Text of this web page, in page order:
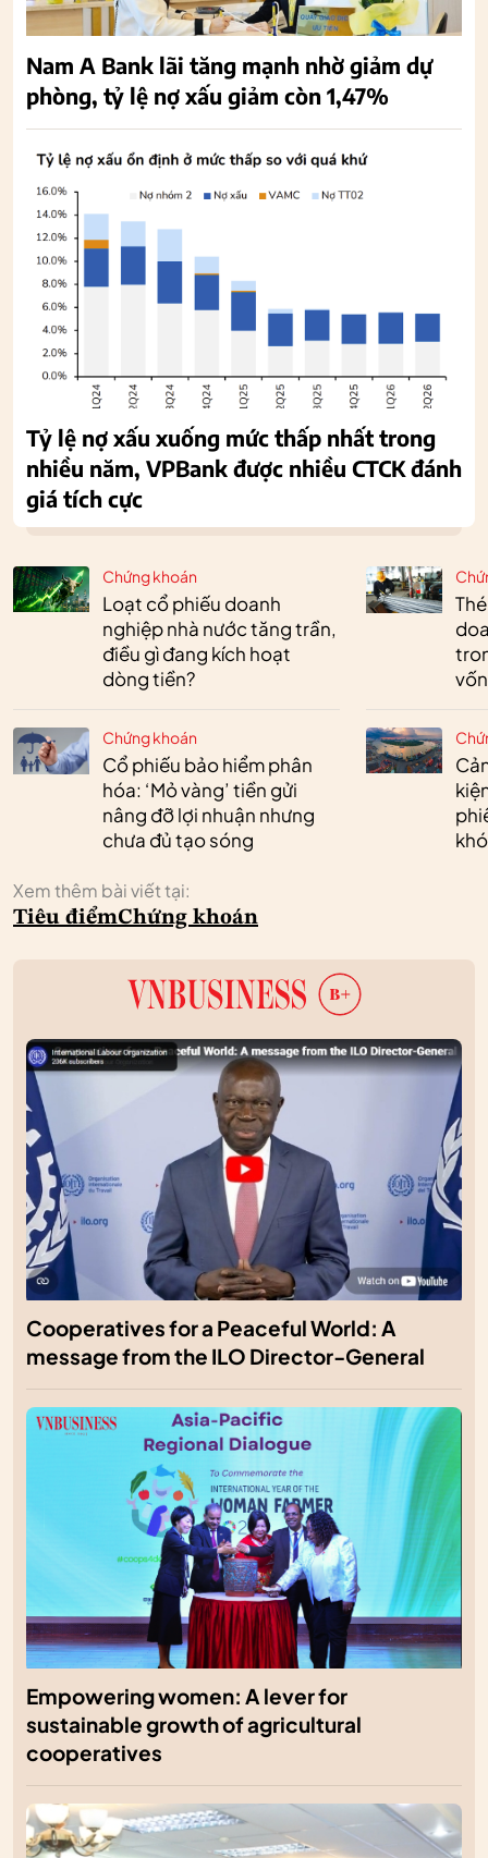
Chứng khoán
Loạt cổ phiếu doanh
nghiệp nhà nước tăng trần,
điều gì đang kích hoạt
dòng tiền?
Chứng khoán
Cổ phiếu bảo hiểm phân
hóa: ‘Mỏ vàng’ tiền gửi
nâng đỡ lợi nhuận nhưng
chưa đủ tạo sóng
vốn
Xem thêm bài viết tại:
Tiêu điểmChứng khoán
Nam A Bank lãi tăng mạnh nhờ giảm dự
phòng, tỷ lệ nợ xấu giảm còn 1,47%
Tỷ lệ nợ xấu xuống mức thấp nhất trong
nhiều năm, VPBank được nhiều CTCK đánh
giá tích cực
Cooperatives for a Peaceful World: A
message from the ILO Director-General
Empowering women: A lever for
sustainable growth of agricultural
cooperatives